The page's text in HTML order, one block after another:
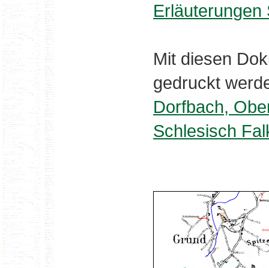
Mit diesen
gedruckt
Dorfbach,
Schlesisch